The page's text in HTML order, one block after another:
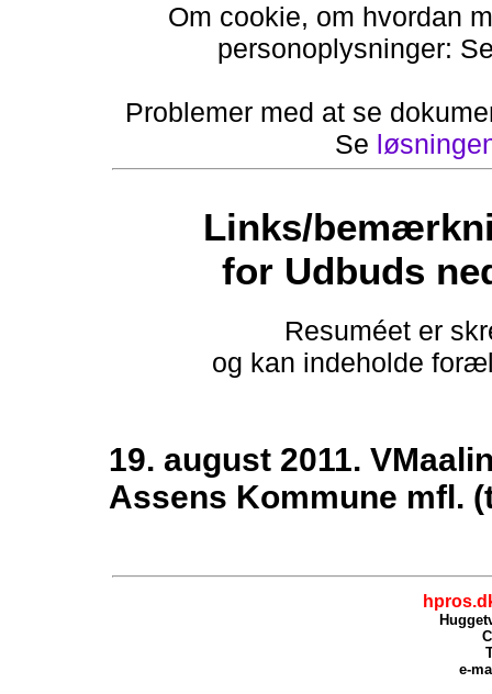
Om cookie, om hvordan
personoplysninger:
Problemer med at se
Se
Links/
for Udbuds
Resuméet er
og kan indeholde
19. august 2011.
Assens Kommune mfl.
e-